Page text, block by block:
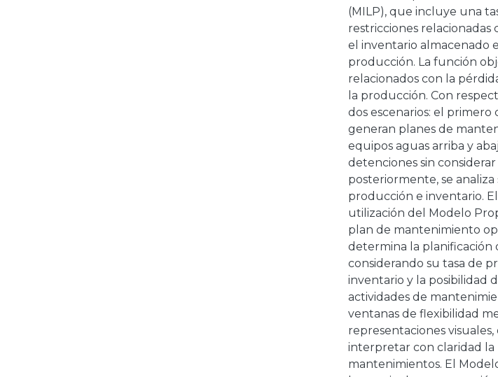
(MILP), que incluye una
restricciones relacionadas
el inventario almacenado
producción. La función
relacionados con la
la producción. Con
dos escenarios: el primero
generan planes de
equipos aguas arriba y
detenciones sin
posteriormente, se
producción e inventario.
utilización del Modelo
plan de mantenimiento
determina la planificación
considerando su tasa de
inventario y la posibilidad
actividades de
ventanas de flexibilidad
representaciones
interpretar con claridad
mantenimientos. El